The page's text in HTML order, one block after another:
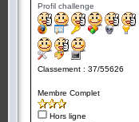
Profil challenge
Classement : 37/55626
Membre Complet
Hors ligne